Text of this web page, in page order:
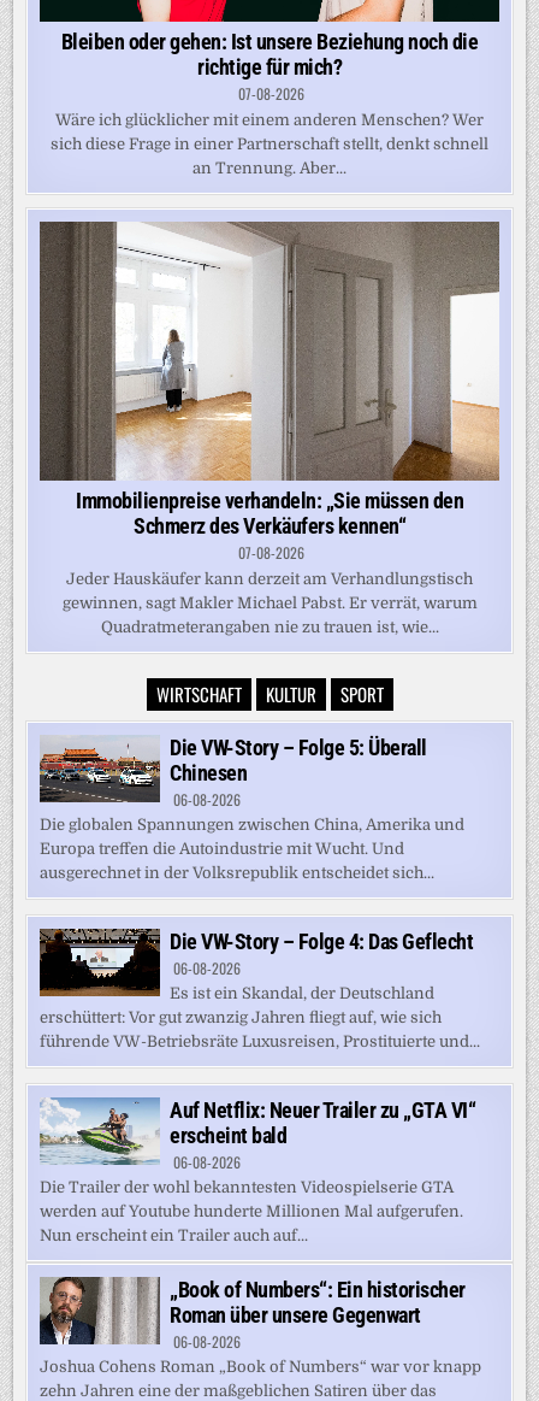
Bleiben oder gehen: Ist unsere Beziehung noch die
richtige für mich?
07-08-2026
Wäre ich glücklicher mit einem anderen Menschen? Wer
sich diese Frage in einer Partnerschaft stellt, denkt schnell
an Trennung. Aber...
Immobilienpreise verhandeln: „Sie müssen den
Schmerz des Verkäufers kennen“
07-08-2026
Jeder Hauskäufer kann derzeit am Verhandlungstisch
gewinnen, sagt Makler Michael Pabst. Er verrät, warum
Quadratmeterangaben nie zu trauen ist, wie...
WIRTSCHAFT KULTUR SPORT
Die VW-Story – Folge 5: Überall
Chinesen
06-08-2026
Die globalen Spannungen zwischen China, Amerika und
Europa treffen die Autoindustrie mit Wucht. Und
ausgerechnet in der Volksrepublik entscheidet sich...
Die VW-Story – Folge 4: Das Geflecht
06-08-2026
Es ist ein Skandal, der Deutschland
erschüttert: Vor gut zwanzig Jahren fliegt auf, wie sich
führende VW-Betriebsräte Luxusreisen, Prostituierte und...
Auf Netflix: Neuer Trailer zu „GTA VI“
erscheint bald
06-08-2026
Die Trailer der wohl bekanntesten Videospielserie GTA
werden auf Youtube hunderte Millionen Mal aufgerufen.
Nun erscheint ein Trailer auch auf...
„Book of Numbers“: Ein historischer
Roman über unsere Gegenwart
06-08-2026
Joshua Cohens Roman „Book of Numbers“ war vor knapp
zehn Jahren eine der maßgeblichen Satiren über das